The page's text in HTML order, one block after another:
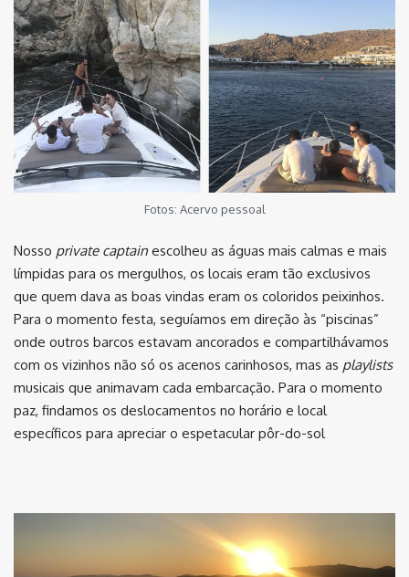
Fotos: Acervo pessoal
Nosso private captain escolheu as águas mais calmas e mais
límpidas para os mergulhos, os locais eram tão exclusivos
que quem dava as boas vindas eram os coloridos peixinhos.
Para o momento festa, seguíamos em direção às “piscinas”
onde outros barcos estavam ancorados e compartilhávamos
com os vizinhos não só os acenos carinhosos, mas as playlists
musicais que animavam cada embarcação. Para o momento
paz, findamos os deslocamentos no horário e local
específicos para apreciar o espetacular pôr-do-sol